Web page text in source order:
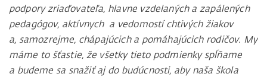
podpory zriaďovateľa, hlavne vzdelaných a zapálených
pedagógov, aktívnych a vedomostí chtivých žiakov
a, samozrejme, chápajúcich a pomáhajúcich rodičov. My
máme to šťastie, že všetky tieto podmienky spĺňame
a budeme sa snažiť aj do budúcnosti, aby naša škola